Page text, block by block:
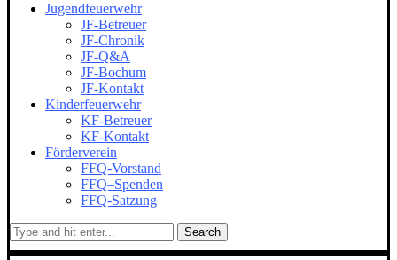
Jugendfeuerwehr
JF-Betreuer
JF-Chronik
JF-Q&A
JF-Bochum
JF-Kontakt
Kinderfeuerwehr
KF-Betreuer
KF-Kontakt
Förderverein
FFQ-Vorstand
FFQ–Spenden
FFQ-Satzung
Search